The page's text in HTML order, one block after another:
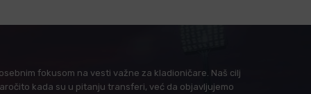
fokusom na vesti važne za kladioničare. Naš cilj
kada su u pitanju transferi, već da objavljujemo